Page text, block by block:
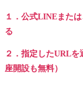
１．公式LINEまた
る
２．指定したURL
座開設も無料）